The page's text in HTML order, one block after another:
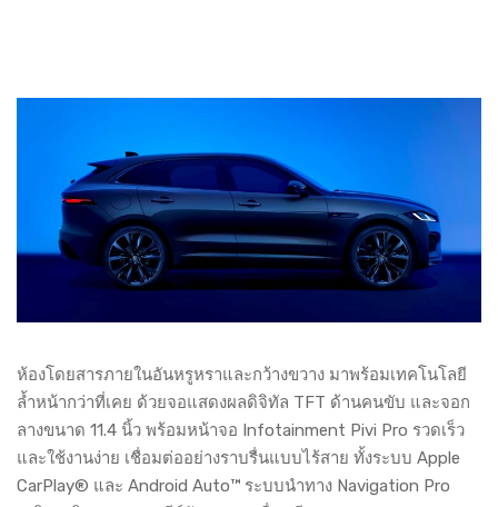
ห้องโดยสารภายในอันหรูหราและกว้างขวาง มาพร้อมเทคโนโลยี
ล้ำหน้ากว่าที่เคย ด้วยจอแสดงผลดิจิทัล TFT ด้านคนขับ และจอก
ลางขนาด 11.4 นิ้ว พร้อมหน้าจอ Infotainment Pivi Pro รวดเร็ว
และใช้งานง่าย เชื่อมต่ออย่างราบรื่นแบบไร้สาย ทั้งระบบ Apple
CarPlay® และ Android Auto™ ระบบนำทาง Navigation Pro